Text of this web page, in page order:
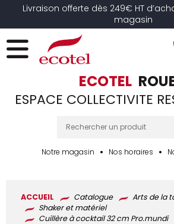
Livraison offerte dès 249€ HT
magasin
ECOTEL
ESPACE COLLECTIVITE
Notre magasin Nos horaires
ACCUEIL Catalogue Arts de la
Shaker et matériel
Cuillère à cocktail 32 cm Pro.mundi
Panneau de gestion des cookies